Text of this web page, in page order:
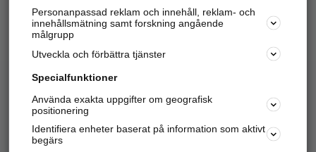
Hitta telefonnummer, adresser, företagsinfo mm.
Marknadsför företaget
Kom igång och annonsera mot
samarbetspartners nära dig.
Personanpassad reklam och innehåll, reklam- och
innehållsmätning samt forskning angående
målgrupp
Utveckla och förbättra tjänster
Specialfunktioner
Använda exakta uppgifter om geografisk
positionering
Identifiera enheter baserat på information som aktivt
begärs